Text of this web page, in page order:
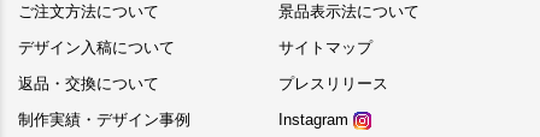
ご注文方法について
デザイン入稿について
返品・交換について
制作実績・デザイン事例
景品表示法について
サイトマップ
プレスリリース
Instagram